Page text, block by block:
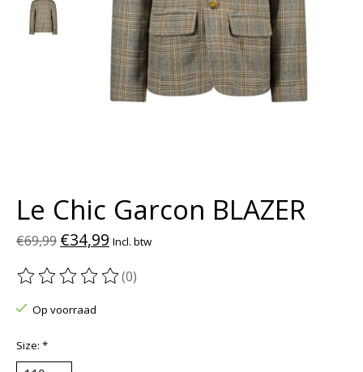
Le Chic Garcon BLAZER
€69,99 €34,99 Incl. btw
De beoordeling van dit product is
(0)
Op voorraad
Size: *